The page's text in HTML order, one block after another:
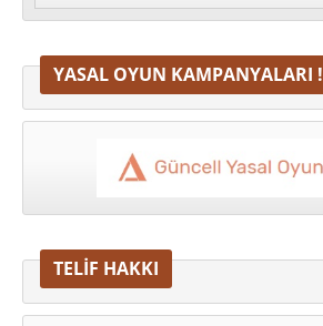
YASAL OYUN KAMPANYALARI !
TELİF HAKKI